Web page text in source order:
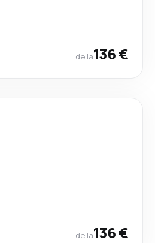
de la136 €
de la136 €